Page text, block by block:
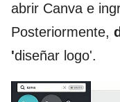
abrir Canva e
Posteriormente,
'diseñar logo'.